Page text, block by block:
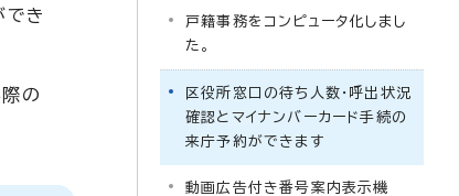
でき
の
戸籍事務をコンピュータ化しまし
た。
区役所窓口の待ち人数・呼出状況
確認とマイナンバーカード手続の
来庁予約ができます
動画広告付き番号案内表示機